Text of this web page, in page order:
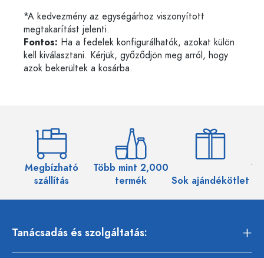
*A kedvezmény az egységárhoz viszonyított
megtakarítást jelenti.
Fontos: Ha a fedelek konfigurálhatók, azokat külön
kell kiválasztani. Kérjük, győződjön meg arról, hogy
azok bekerültek a kosárba.
Megbízható
szállítás
Több mint 2,000
termék
Sok ajándékötlet
Tanácsadás és szolgáltatás: